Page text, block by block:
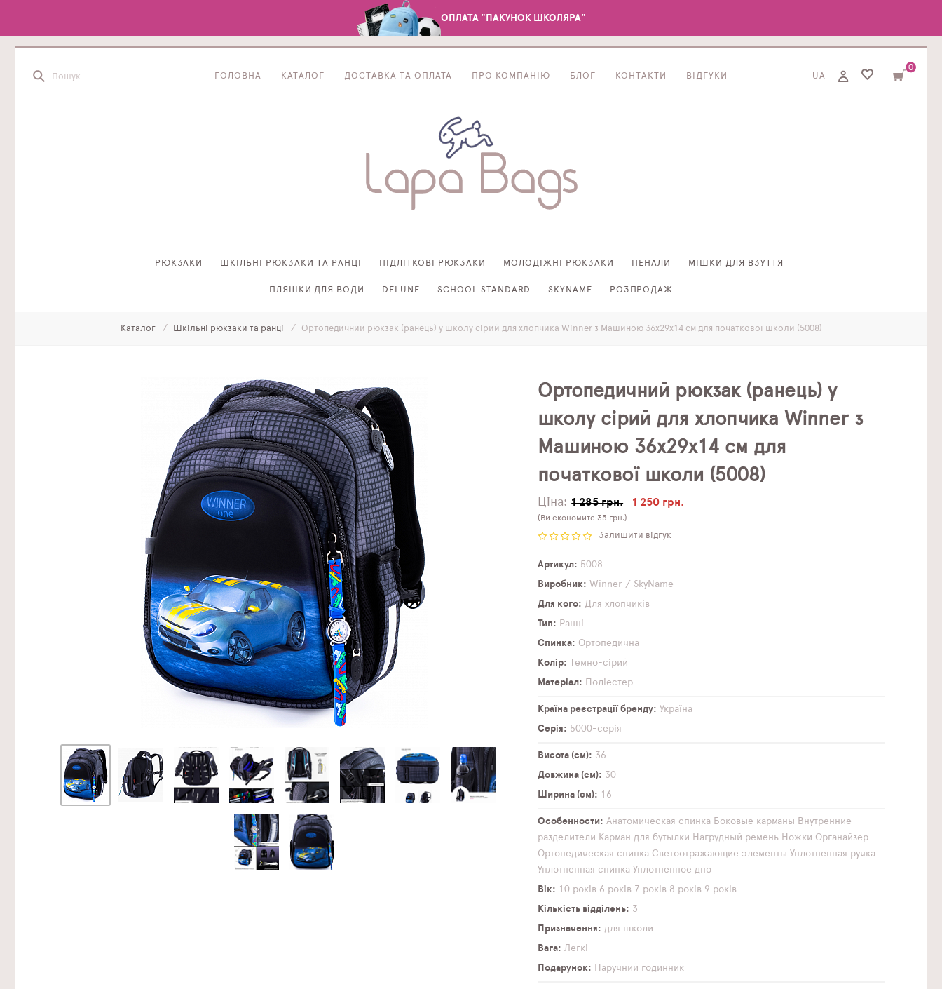
ОПЛАТА "ПАКУНОК ШКОЛЯРА"
ГОЛОВНА КАТАЛОГ ДОСТАВКА ТА ОПЛАТА ПРО КОМПАНІЮ БЛОГ КОНТАКТИ ВІДГУКИ UA
0
РЮКЗАКИ ШКІЛЬНІ РЮКЗАКИ ТА РАНЦІ ПІДЛІТКОВІ РЮКЗАКИ МОЛОДІЖНІ РЮКЗАКИ ПЕНАЛИ МІШКИ ДЛЯ ВЗУТТЯ
ПЛЯШКИ ДЛЯ ВОДИ DELUNE SCHOOL STANDARD SKYNAME РОЗПРОДАЖ
Каталог Шкільні рюкзаки та ранці Ортопедичний рюкзак (ранець) у школу сірий для хлопчика Winner з Машиною 36x29x14 см для початкової школи (5008)
Ортопедичний рюкзак (ранець) у
школу сірий для хлопчика Winner з
Машиною 36x29x14 см для
початкової школи (5008)
Ціна: 1 285 грн. 1 250 грн.
(Ви економите 35 грн.)
Залишити відгук
Артикул
5008
Виробник
Winner / SkyName
Для кого
Для хлопчиків
Тип
Ранці
Спинка
Ортопедична
Колір
Темно-сірий
Матеріал
Поліестер
Країна реєстрації бренду
Україна
Серія
5000-серія
Висота (см)
36
Довжина (см)
30
Ширина (см)
16
Особенности Анатомическая спинка Боковые карманы Внутренние
разделители Карман для бутылки Нагрудный ремень Ножки Органайзер
Ортопедическая спинка Светоотражающие элементы Уплотненная ручка
Уплотненная спинка Уплотненное дно
Вік
10 років 6 років 7 років 8 років 9 років
Кількість відділень
3
Призначення
для школи
Вага
Легкі
Подарунок
Наручний годинник